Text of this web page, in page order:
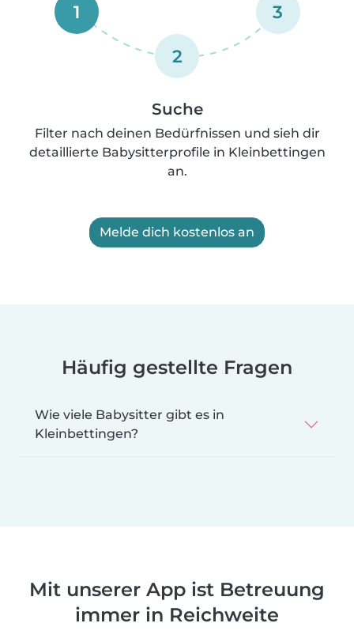
1
2
3
Suche
Filter nach deinen Bedürfnissen und sieh dir
detaillierte Babysitterprofile in Kleinbettingen
an.
Melde dich kostenlos an
Häufig gestellte Fragen
Wie viele Babysitter gibt es in
Kleinbettingen?
Mit unserer App ist Betreuung
immer in Reichweite